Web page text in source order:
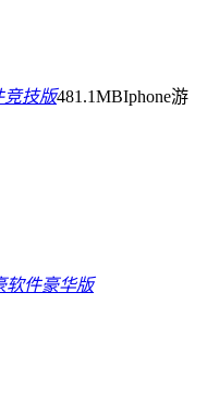
竞技版481.1MBIphone游
软件豪华版